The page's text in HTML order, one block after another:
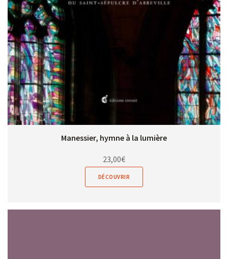
Manessier, hymne à la lumière
23,00€
DÉCOUVRIR